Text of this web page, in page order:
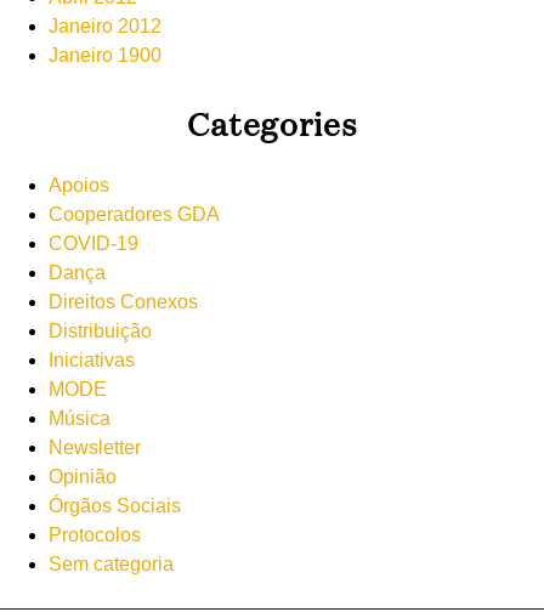
Janeiro 2012
Janeiro 1900
Categories
Apoios
Cooperadores GDA
COVID-19
Dança
Direitos Conexos
Distribuição
Iniciativas
MODE
Música
Newsletter
Opinião
Órgãos Sociais
Protocolos
Sem categoria